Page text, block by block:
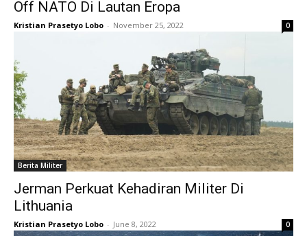
Off NATO Di Lautan Eropa
Kristian Prasetyo Lobo - November 25, 2022 0
Berita Militer
Jerman Perkuat Kehadiran Militer Di
Lithuania
Kristian Prasetyo Lobo - June 8, 2022 0